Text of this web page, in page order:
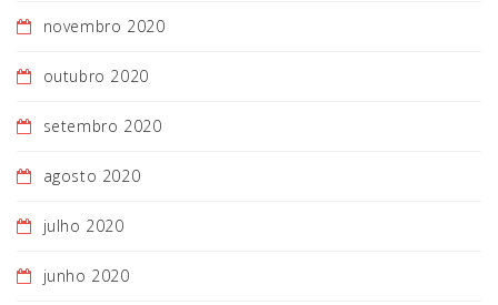
novembro 2020
outubro 2020
setembro 2020
agosto 2020
julho 2020
junho 2020